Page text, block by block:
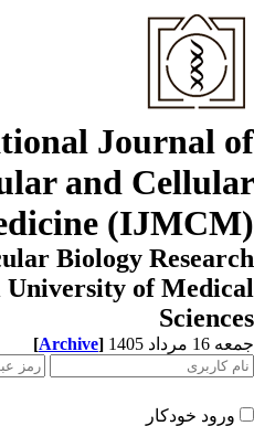
Journal
and
Biology
University of
مرداد 1405 [Archive]
ورود خودکار